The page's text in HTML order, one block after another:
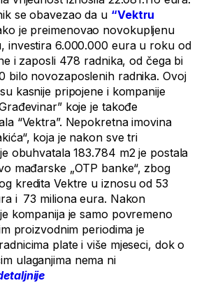
se obavezao da u “Vektru
je preimenovao novokupljenu
investira 6.000.000 eura u roku od
i zaposli 478 radnika, od čega bi
bilo novozaposlenih radnika. Ovoj
kasnije pripojene i kompanije
koje je takođe
“Vektra”. Nepokretna imovina
koja je nakon sve tri
obuhvatala 183.784 m2 je postala
mađarske „OTP banke“, zbog
kredita Vektre u iznosu od 53
i 73 miliona eura. Nakon
kompanija je samo povremeno
proizvodnim periodima je
plate i više mjeseci, dok o
ulaganjima nema ni